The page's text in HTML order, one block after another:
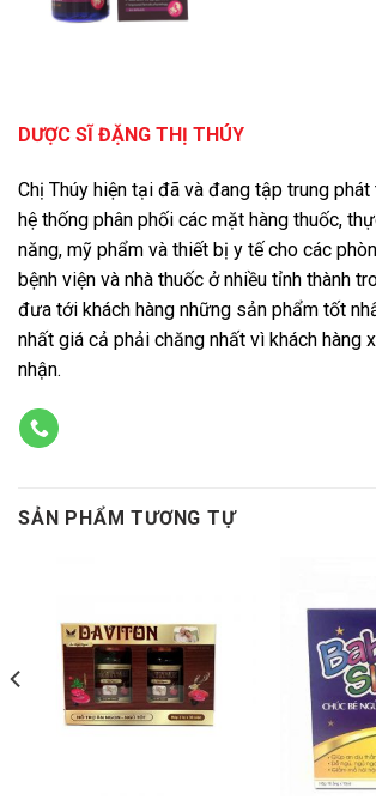
DƯỢC SĨ ĐẶNG THỊ THÚY
Chị Thúy hiện tại đã và đang tập trung
hệ thống phân phối các mặt hàng thuốc,
năng, mỹ phẩm và thiết bị y tế cho các
bệnh viện và nhà thuốc ở nhiều tỉnh thành
đưa tới khách hàng những sản phẩm tốt
nhất giá cả phải chăng nhất vì khách hàng
nhận.
SẢN PHẨM TƯƠNG TỰ